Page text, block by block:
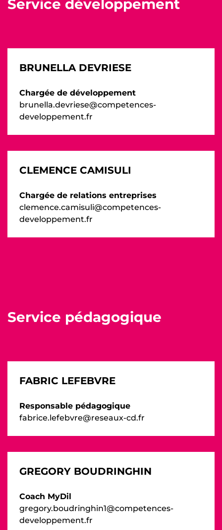
Service développement
BRUNELLA DEVRIESE
Chargée de développement
brunella.devriese@competences-
developpement.fr
CLEMENCE CAMISULI
Chargée de relations entreprises
clemence.camisuli@competences-
developpement.fr
Service pédagogique
FABRIC LEFEBVRE
Responsable pédagogique
fabrice.lefebvre@reseaux-cd.fr
GREGORY BOUDRINGHIN
Coach MyDil
gregory.boudringhin1@competences-
developpement.fr